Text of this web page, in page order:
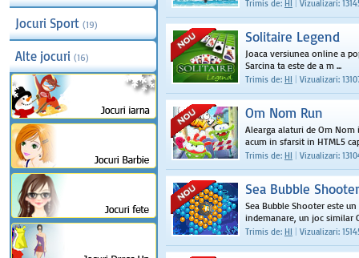
Jocuri Sport (19)
Alte jocuri (16)
Trimis de: HI Vizualizari:
Solitaire Legend
Joaca versiunea online a
Sarcina ta este de a m ...
Trimis de: HI Vizualizari:
Om Nom Run
Alearga alaturi de Om Nom
acum in sfarsit in HTML5
Trimis de: HI Vizualizari:
Sea Bubble Shooter
Sea Bubble Shooter este
indemanare, un joc similar
Trimis de: HI Vizualizari: